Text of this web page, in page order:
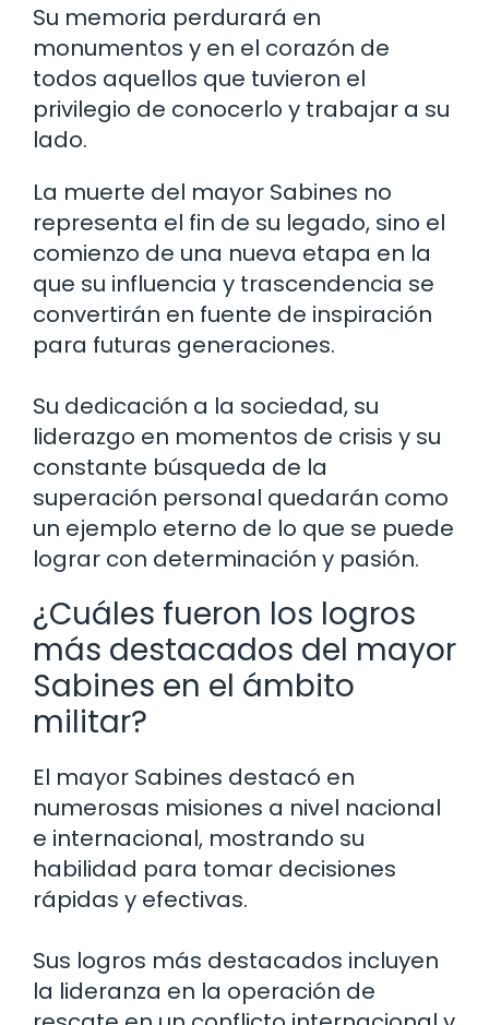
Su memoria perdurará en
monumentos y en el corazón de
todos aquellos que tuvieron el
privilegio de conocerlo y trabajar a su
lado.
La muerte del mayor Sabines no
representa el fin de su legado, sino el
comienzo de una nueva etapa en la
que su influencia y trascendencia se
convertirán en fuente de inspiración
para futuras generaciones.
Su dedicación a la sociedad, su
liderazgo en momentos de crisis y su
constante búsqueda de la
superación personal quedarán como
un ejemplo eterno de lo que se puede
lograr con determinación y pasión.
¿Cuáles fueron los logros
más destacados del mayor
Sabines en el ámbito
militar?
El mayor Sabines destacó en
numerosas misiones a nivel nacional
e internacional, mostrando su
habilidad para tomar decisiones
rápidas y efectivas.
Sus logros más destacados incluyen
la lideranza en la operación de